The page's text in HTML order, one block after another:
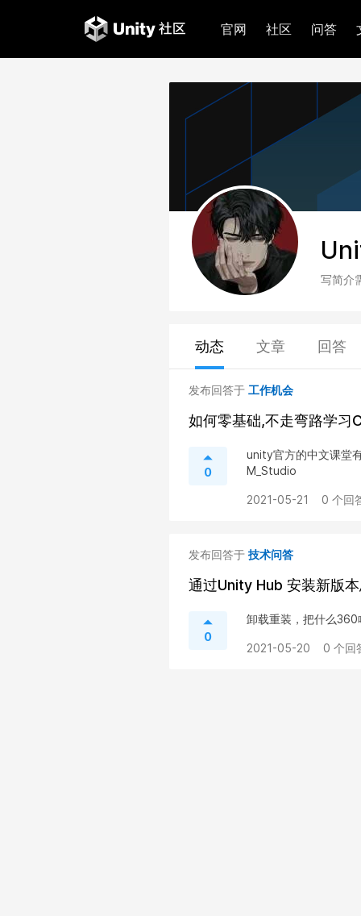
官网 社区 问答
写简介
动态 文章 回答
发布回答于 工作机会
如何零基础,不走弯路学习
0
unity官方的中文课堂
M_Studio
2021-05-21 0 个回
发布回答于 技术问答
通过Unity Hub 安装新版
0
卸载重装，把什么360
2021-05-20 0 个回